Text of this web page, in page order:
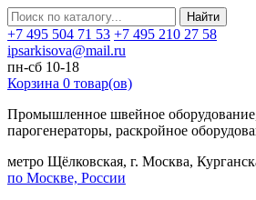
Найти
+7 495 504 71 53 +7 495 210 27 58
ipsarkisova@mail.ru
пн-сб 10-18
Корзина 0 товар(ов)
Промышленное швейное
парогенераторы, раскройное
метро Щёлковская, г. Москва,
по Москве, России